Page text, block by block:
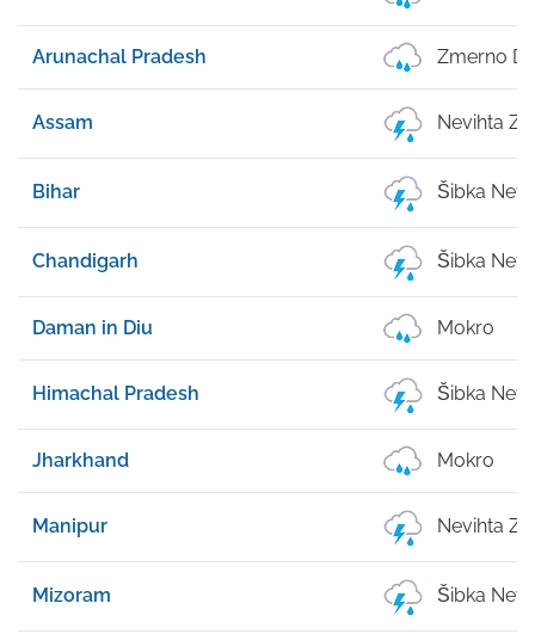
Arunachal Pradesh Zmerno
Assam Nevihta Z
Bihar Šibka
Chandigarh Šibka
Daman in Diu Mokro
Himachal Pradesh Šibka
Jharkhand Mokro
Manipur Nevihta Z
Mizoram Šibka